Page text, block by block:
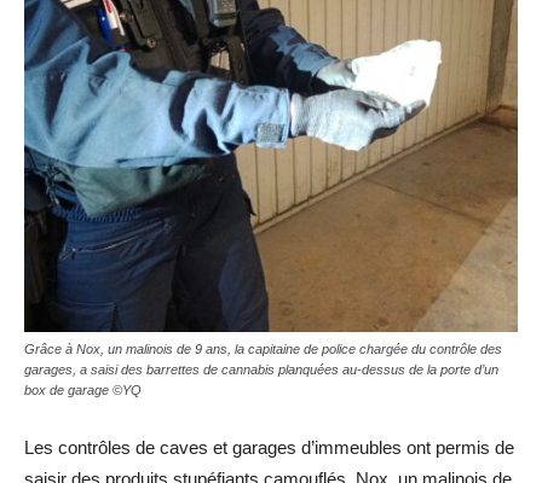
Grâce à Nox, un malinois de 9 ans, la capitaine de police chargée du contrôle des
garages, a saisi des barrettes de cannabis planquées au-dessus de la porte d’un
box de garage ©YQ
Les contrôles de caves et garages d’immeubles ont permis de
saisir des produits stupéfiants camouflés. Nox, un malinois de